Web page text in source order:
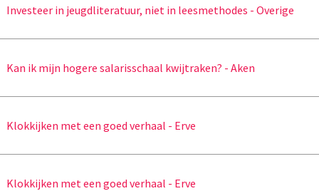
Investeer in jeugdliteratuur, niet in leesmethodes - Overige
Kan ik mijn hogere salarisschaal kwijtraken? - Aken
Klokkijken met een goed verhaal - Erve
Klokkijken met een goed verhaal - Erve